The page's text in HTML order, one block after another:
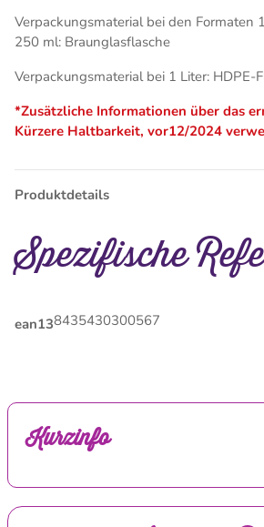
Verpackungsmaterial bei den Formaten
250 ml: Braunglasflasche
Verpackungsmaterial bei 1 Liter: HDPE-
*Zusätzliche Informationen über das
Kürzere Haltbarkeit, vor12/2024
Produktdetails
Spezifische
ean138435430300567
Kurzinfo